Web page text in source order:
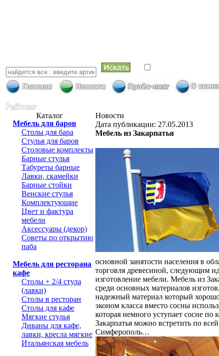
Каталог
Мебель для баров
Столы для бара
Стулья для баров
Столовые комплекты
Барные стулья
Табуреты барные
Лавки, скамейки
Барные стойки
Венские стулья
Комплектующие
Цвет и фактура
мебели
Аксессуары (декор)
Советы по открытию
паба
Мебель для ресторана
кафе
Столы + 2/4 стула
(лавки)
Столы в ресторан
Столы для кафе
Мягкие стулья
Диваны для кафе,
лавки, кресла мягкие
Итальянская мебель
Новости
Дата публикации: 27.05.2013
Мебель из Закарпатья
основной занятости населения в
торговля древесиной, следующим
изготовление мебели. Мебель из
среди основных материалов
надежный материал который
эконом класса вместо сосны
которая немного уступает сосне по
Закарпатья можно встретить по
Симферополь…